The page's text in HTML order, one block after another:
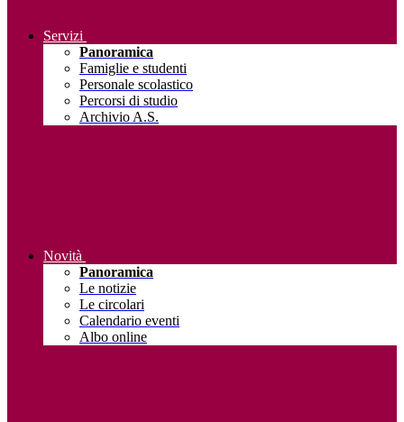
Servizi
Panoramica
Famiglie e studenti
Personale scolastico
Percorsi di studio
Archivio A.S.
Novità
Panoramica
Le notizie
Le circolari
Calendario eventi
Albo online